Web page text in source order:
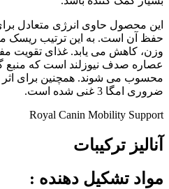
این محصول حاوی انرژی متعادل
حفظ آن است. به این ترتیب ریسک
وزن، کاهش می یابد. غذای تقویت
عصاره صدف نیوزلند است که منبع
محسوب می شوند. همچنین برای اثر
ضروری امگا 3 غنی شده است.
Royal Canin Mobility Support
آنالیز ترکیبات
مواد تشکیل دهنده :